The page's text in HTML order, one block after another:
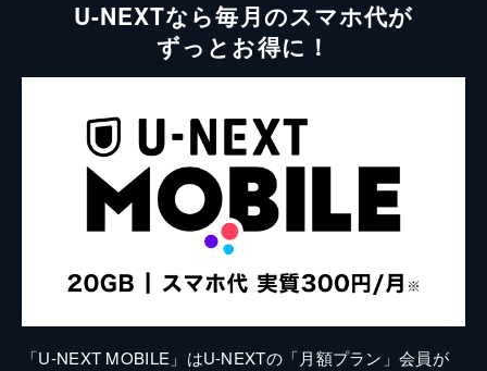
U-NEXTなら毎月のスマホ代が
ずっとお得に！
「U-NEXT MOBILE」はU-NEXTの「月額プラン」会員が